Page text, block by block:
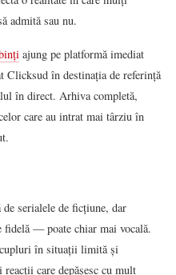
admită sau nu.
ajung pe platformă imediat
Clicksud în destinația de referință
în direct. Arhiva completă,
care au intrat mai târziu în
serialele de ficțiune, dar
fidelă — poate chiar mai vocală.
în situații limită și
care depășesc cu mult